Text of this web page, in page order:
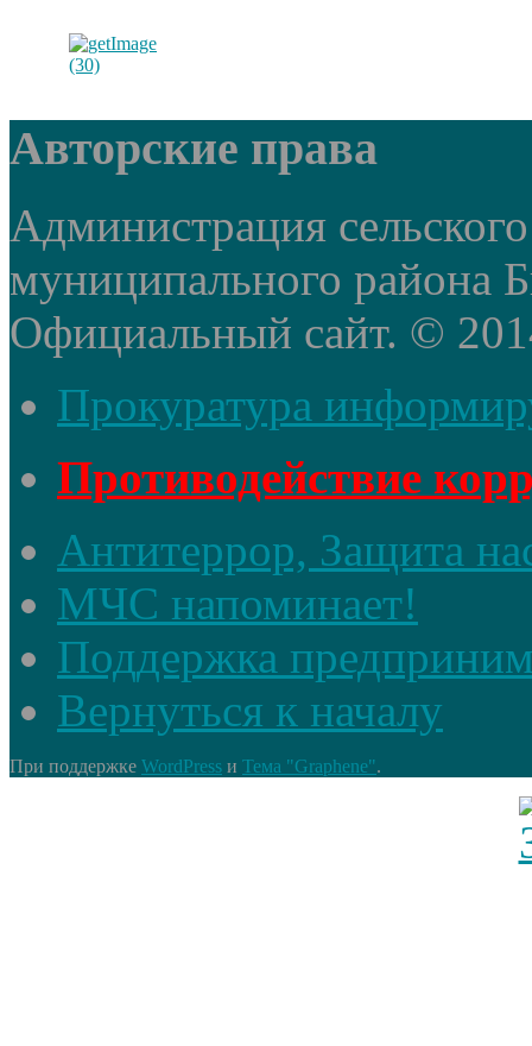
Авторские права
Администрация
муниципального района
Официальный сайт. ©
Прокуратура
Противодействие
Антитеррор, Защита
МЧС напоминает!
Поддержка
Вернуться к началу
При поддержке WordPress и Тема "Graphene".